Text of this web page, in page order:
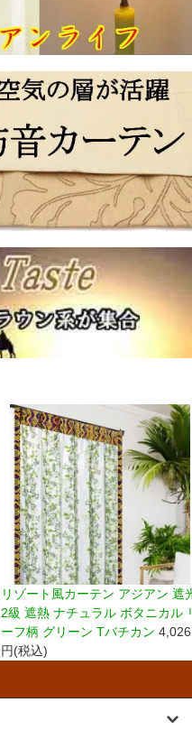
リゾート風カーテン アジアン 遮
2級 遮熱 ナチュラル ボタニカル
ーフ柄 グリーン Tバチカン 4,026
円(税込)